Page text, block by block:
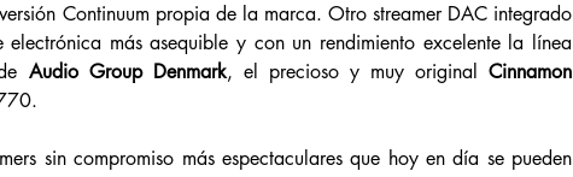
Continuum propia de la marca. Otro streamer DAC integrado
más asequible y con un rendimiento excelente la línea
Audio Group Denmark, el precioso y muy original Cinnamon
sin compromiso más espectaculares que hoy en día se pueden